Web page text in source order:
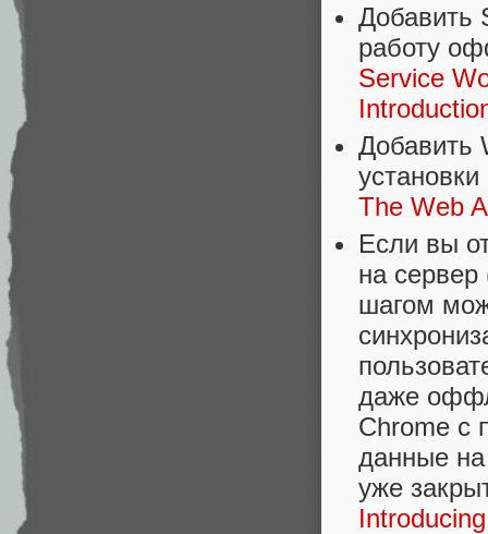
Добавить
работу
Service
Добавить
The Web
Если вы
на
шагом
даже
Chrome с
данные
уже